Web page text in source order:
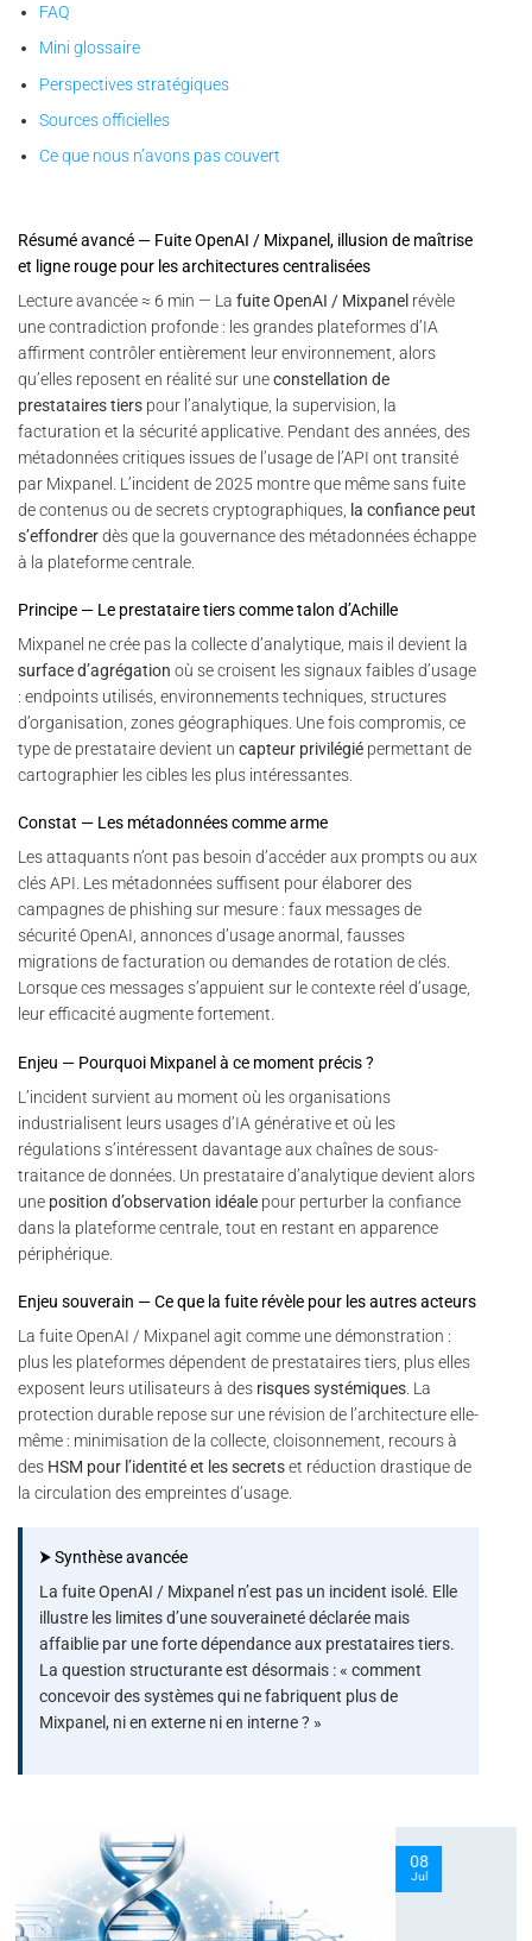
FAQ
Mini glossaire
Perspectives stratégiques
Sources officielles
Ce que nous n’avons pas couvert
Résumé avancé — Fuite OpenAI / Mixpanel, illusion de maîtrise
et ligne rouge pour les architectures centralisées
Lecture avancée ≈ 6 min — La fuite OpenAI / Mixpanel révèle
une contradiction profonde : les grandes plateformes d’IA
affirment contrôler entièrement leur environnement, alors
qu’elles reposent en réalité sur uneconstellation de
prestataires tiers pour l’analytique, la supervision, la
facturation et la sécurité applicative. Pendant des années, des
métadonnées critiques issues de l’usage de l’API ont transité
par Mixpanel. L’incident de 2025 montre que même sans fuite
de contenus ou de secrets cryptographiques, la confiance peut
s’effondrerdès que la gouvernance des métadonnées échappe
à la plateforme centrale.
Principe — Le prestataire tiers comme talon d’Achille
Mixpanel ne crée pas la collecte d’analytique, mais il devient la
surface d’agrégation où se croisent les signaux faibles d’usage
: endpoints utilisés, environnements techniques, structures
d’organisation, zones géographiques. Une fois compromis, ce
type de prestataire devient un capteur privilégié permettant de
cartographier les cibles les plus intéressantes.
Constat — Les métadonnées comme arme
Les attaquants n’ont pas besoin d’accéder aux prompts ou aux
clés API. Les métadonnées suffisent pour élaborer des
campagnes de phishing sur mesure : faux messages de
sécurité OpenAI, annonces d’usage anormal, fausses
migrations de facturation ou demandes de rotation de clés.
Lorsque ces messages s’appuient sur le contexte réel d’usage,
leur efficacité augmente fortement.
Enjeu — Pourquoi Mixpanel à ce moment précis ?
L’incident survient au moment où les organisations
industrialisent leurs usages d’IA générative et où les
régulations s’intéressent davantage aux chaînes de sous-
traitance de données. Un prestataire d’analytique devient alors
une position d’observation idéale pour perturber la confiance
dans la plateforme centrale, tout en restant en apparence
périphérique.
Enjeu souverain — Ce que la fuite révèle pour les autres acteurs
La fuite OpenAI / Mixpanel agit comme une démonstration :
plus les plateformes dépendent de prestataires tiers, plus elles
exposent leurs utilisateurs à des risques systémiques . La
protection durable repose sur une révision de l’architecture elle-
même : minimisation de la collecte, cloisonnement, recours à
des HSM pour l’identité et les secretset réduction drastique de
la circulation des empreintes d’usage.
⮞ Synthèse avancée
La fuite OpenAI / Mixpanel n’est pas un incident isolé. Elle
illustre les limites d’une souveraineté déclarée mais
affaiblie par une forte dépendance aux prestataires tiers.
La question structurante est désormais : « comment
concevoir des systèmes qui ne fabriquent plus de
Mixpanel, ni en externe ni en interne ? »